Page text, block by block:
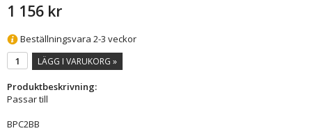
1 156 kr
Beställningsvara 2-3 veckor
LÄGG I VARUKORG »
Produktbeskrivning:
Passar till
BPC2BB